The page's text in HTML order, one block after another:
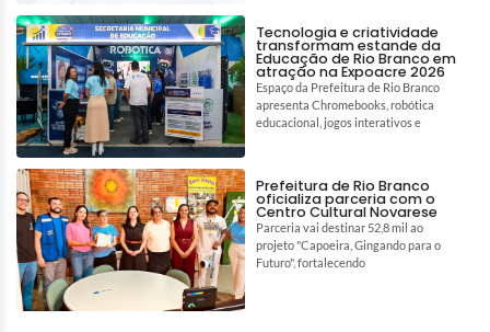
Tecnologia e criatividade
transformam estande da
Educação de Rio Branco em
atração na Expoacre 2026
Espaço da Prefeitura de Rio Branco
apresenta Chromebooks, robótica
educacional, jogos interativos e
Prefeitura de Rio Branco
oficializa parceria com o
Centro Cultural Novarese
Parceria vai destinar 52,8 mil ao
projeto "Capoeira, Gingando para o
Futuro", fortalecendo